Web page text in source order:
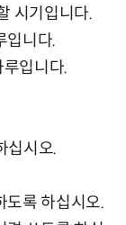
시기입니다.
입니다.
입니다.
십시오.
도록 하십시오.